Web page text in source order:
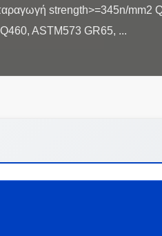
strength>=345n/mm2